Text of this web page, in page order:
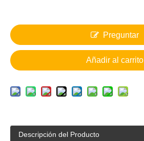
Preguntar
Añadir al carrito
Descripción del Producto